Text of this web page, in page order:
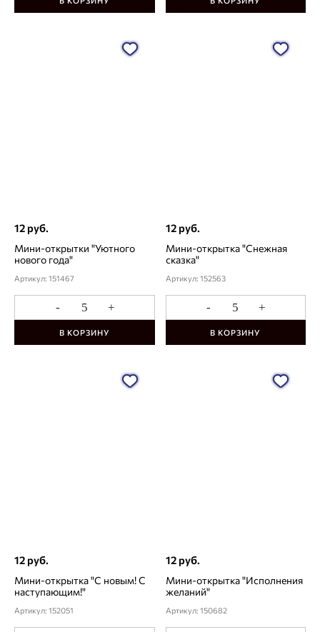
12 руб.
Мини-открытки "Уютного
нового года"
Артикул: 151467
- +
В КОРЗИНУ
12 руб.
Мини-открытка "Снежная
сказка"
Артикул: 152563
- +
В КОРЗИНУ
12 руб.
Мини-открытка "С новым! С
наступающим!"
Артикул: 152051
12 руб.
Мини-открытка "Исполнения
желаний"
Артикул: 150682